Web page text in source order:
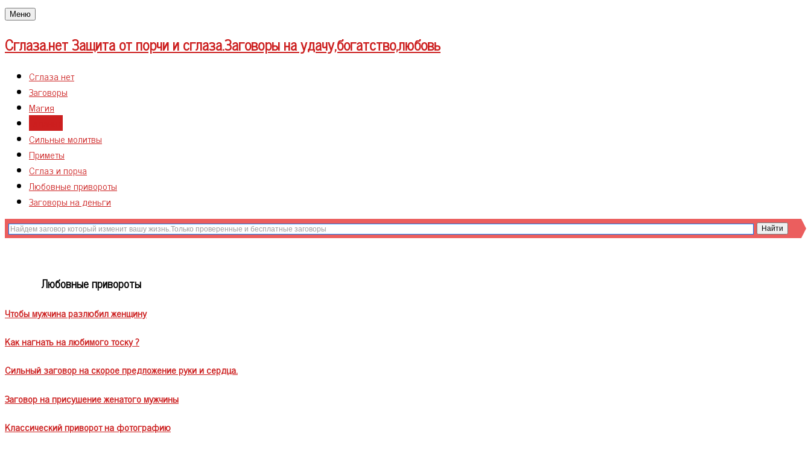
Меню
Сглаза.нетЗащита от порчи и сглаза.Заговоры на удачу,богатство,любовь
Сглаза нет
Заговоры
Магия
Сильные молитвы
Приметы
Сглаз и порча
Любовные привороты
Заговоры на деньги
Любовные привороты
Чтобы мужчина разлюбил женщину
Как нагнать на любимого тоску ?
Сильный заговор на скорое предложение руки и сердца.
Заговор на присушение женатого мужчины
Классический приворот на фотографию